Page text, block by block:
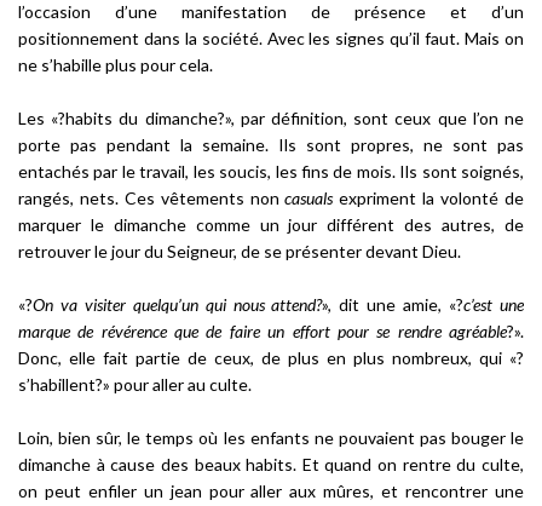
l’occasion d’une manifestation de présence et d’un
positionnement dans la société. Avec les signes qu’il faut. Mais on
ne s’habille plus pour cela.
Les «?habits du dimanche?», par définition, sont ceux que l’on ne
porte pas pendant la semaine. Ils sont propres, ne sont pas
entachés par le travail, les soucis, les fins de mois. Ils sont soignés,
rangés, nets. Ces vêtements noncasualsexpriment la volonté de
marquer le dimanche comme un jour différent des autres, de
retrouver le jour du Seigneur, de se présenter devant Dieu.
«?On va visiter quelqu’un qui nous attend?», dit une amie, «?c’est une
marque de révérence que de faire un effort pour se rendre agréable?».
Donc, elle fait partie de ceux, de plus en plus nombreux, qui «?
s’habillent?» pour aller au culte.
Loin, bien sûr, le temps où les enfants ne pouvaient pas bouger le
dimanche à cause des beaux habits. Et quand on rentre du culte,
on peut enfiler un jean pour aller aux mûres, et rencontrer une